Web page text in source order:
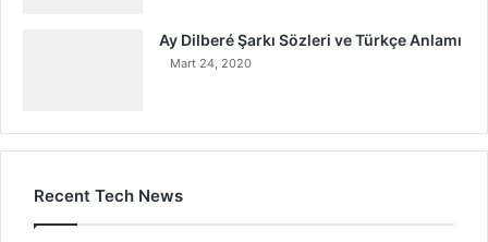
Ay Dilberé Şarkı Sözleri ve Türkçe Anlamı
Mart 24, 2020
Recent Tech News